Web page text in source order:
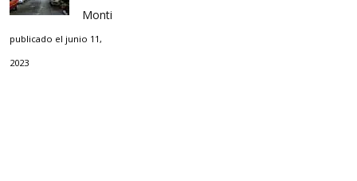
Monti
publicado el junio 11,
2023